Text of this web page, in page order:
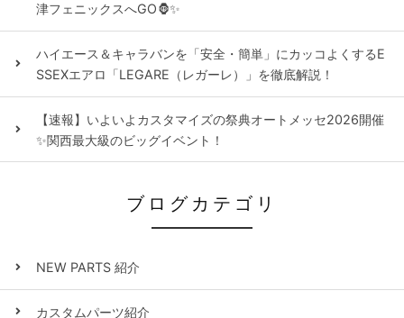
津フェニックスへGO🦍✨
ハイエース＆キャラバンを「安全・簡単」にカッコよくするE
SSEXエアロ「LEGARE（レガーレ）」を徹底解説！
【速報】いよいよカスタマイズの祭典オートメッセ2026開催
✨関西最大級のビッグイベント！
ブログカテゴリ
NEW PARTS 紹介
カスタムパーツ紹介